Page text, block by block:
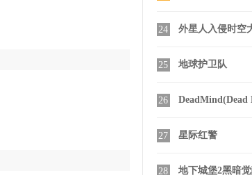
7325
9833
8243
7045
8539
14
16
18